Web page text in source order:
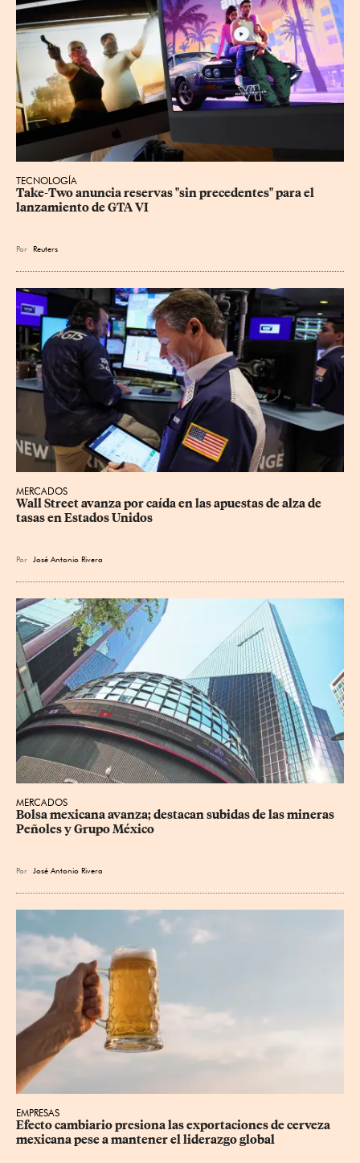
TECNOLOGÍA
Take-Two anuncia reservas "sin precedentes" para el
lanzamiento de GTA VI
Por Reuters
MERCADOS
Wall Street avanza por caída en las apuestas de alza de
tasas en Estados Unidos
Por José Antonio Rivera
MERCADOS
Bolsa mexicana avanza; destacan subidas de las mineras
Peñoles y Grupo México
Por José Antonio Rivera
EMPRESAS
Efecto cambiario presiona las exportaciones de cerveza
mexicana pese a mantener el liderazgo global